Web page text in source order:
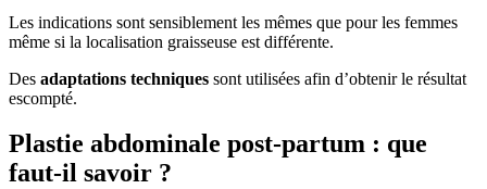
Les indications sont sensiblement les mêmes que pour les femmes
même si la localisation graisseuse est différente.
Des adaptations techniques sont utilisées afin d’obtenir le résultat
escompté.
Plastie abdominale post-partum : que
faut-il savoir ?